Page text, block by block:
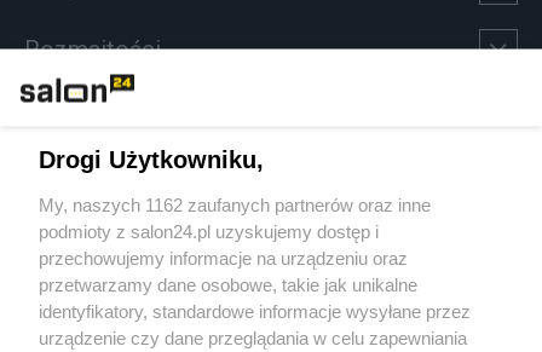
Rozmaitości
Sport
Społeczeństwo
Kultura
Drogi Użytkowniku,
My, naszych 1162 zaufanych partnerów oraz inne
podmioty z salon24.pl uzyskujemy dostęp i
przechowujemy informacje na urządzeniu oraz
przetwarzamy dane osobowe, takie jak unikalne
identyfikatory, standardowe informacje wysyłane przez
urządzenie czy dane przeglądania w celu zapewniania